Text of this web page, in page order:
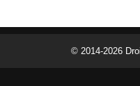
© 2014-2026